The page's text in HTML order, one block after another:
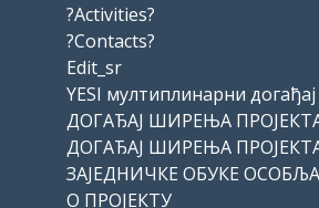
?Activities?
?Contacts?
Edit_sr
YESI мултиплинарни
ДОГАЂАЈ ШИРЕЊА
ДОГАЂАЈ ШИРЕЊА
ЗАЈЕДНИЧКЕ ОБУКЕ ОСОБЉА
О ПРОЈЕКТУ